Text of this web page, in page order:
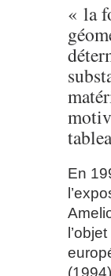
« la
En